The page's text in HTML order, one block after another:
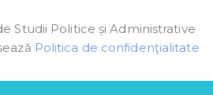
Studii Politice și Administrative
Politica de confidenţialitate